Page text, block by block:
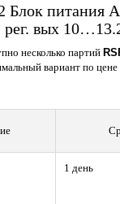
Блок
вых
несколько партий
вариант по цене
1 день